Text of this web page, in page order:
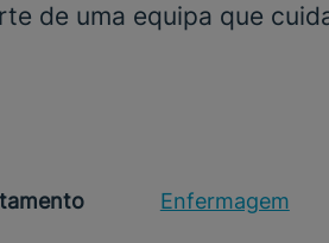
de uma equipa que
Enfermagem